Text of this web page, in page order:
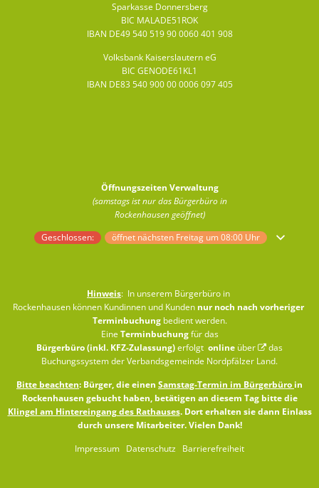
Sparkasse Donnersberg
BIC MALADE51ROK
IBAN DE49 540 519 90 0060 401 908
Volksbank Kaiserslautern eG
BIC GENODE61KL1
IBAN DE83 540 900 00 0006 097 405
Öffnungszeiten Verwaltung
(samstags ist nur das Bürgerbüro in
Rockenhausen geöffnet)
Klicken, um weitere Öffnungs- oder Schließzeiten auszublenden
Geschlossen: öffnet nächsten Freitag um 08:00 Uhr
Hinweis: In unserem Bürgerbüro in
Rockenhausen können Kundinnen und Kunden nur noch nach vorheriger
Terminbuchungbedient werden.
Eine Terminbuchungfür das
Bürgerbüro (inkl. KFZ-Zulassung)erfolgt online über
das
Buchungssystem der Verbandsgemeinde Nordpfälzer Land.
Bitte beachten: Bürger, die einen Samstag-Termin im Bürgerbüro in
Rockenhausen gebucht haben, betätigen an diesem Tag bitte die
Klingel am Hintereingang des Rathauses. Dort erhalten sie dann Einlass
durch unsere Mitarbeiter. Vielen Dank!
Impressum Datenschutz Barrierefreiheit